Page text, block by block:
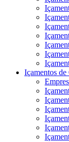
Içamentos de